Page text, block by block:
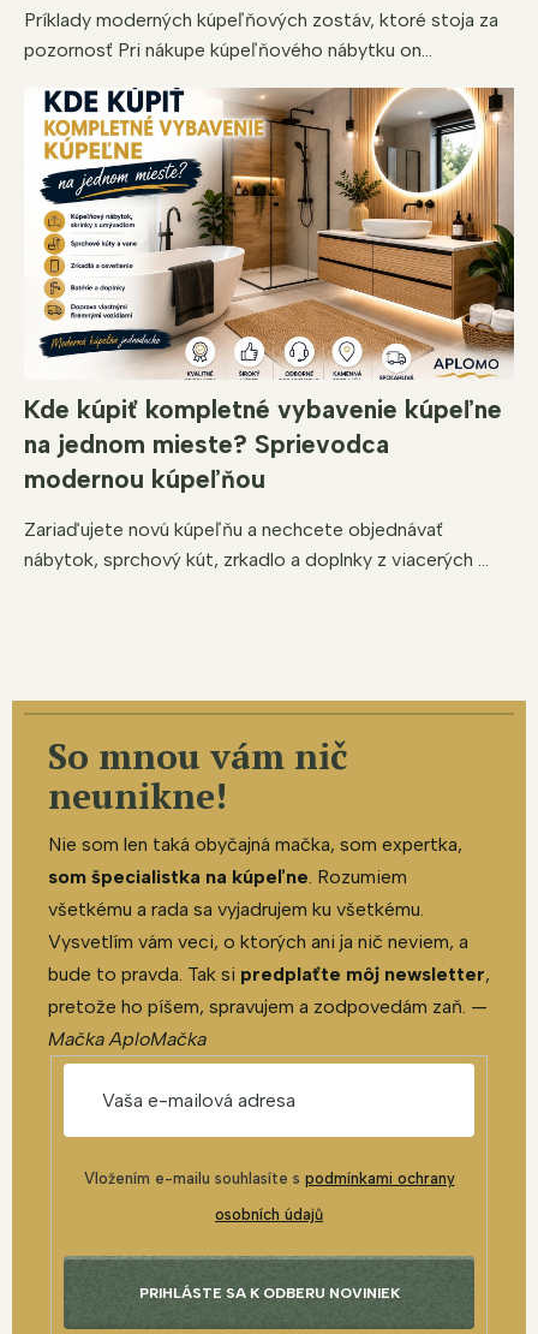
Príklady moderných kúpeľňových zostáv, ktoré stoja za
pozornosť Pri nákupe kúpeľňového nábytku on...
Kde kúpiť kompletné vybavenie kúpeľne
na jednom mieste? Sprievodca
modernou kúpeľňou
Zariaďujete novú kúpeľňu a nechcete objednávať
nábytok, sprchový kút, zrkadlo a doplnky z viacerých ...
So mnou vám nič
neunikne!
Nie som len taká obyčajná mačka, som expertka,
som špecialistka na kúpeľne. Rozumiem
všetkému a rada sa vyjadrujem ku všetkému.
Vysvetlím vám veci, o ktorých ani ja nič neviem, a
bude to pravda. Tak si predplaťte môj newsletter,
pretože ho píšem, spravujem a zodpovedám zaň. —
Mačka AploMačka
Vložením e-mailu souhlasíte s podmínkami ochrany
osobních údajů
PRIHLÁSTE SA K ODBERU NOVINIEK